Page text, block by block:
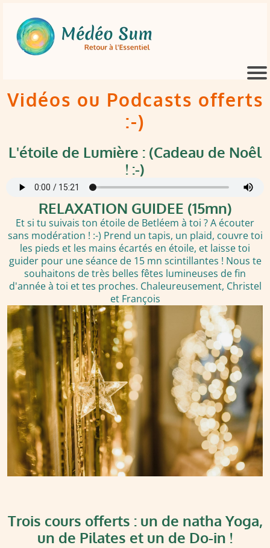
Vidéos ou Podcasts offerts
:-)
L'étoile de Lumière : (Cadeau de Noêl
! :-)
RELAXATION GUIDEE (15mn)
Et si tu suivais ton étoile de Betléem à toi ? A écouter
sans modération ! :-) Prend un tapis, un plaid, couvre toi
les pieds et les mains écartés en étoile, et laisse toi
guider pour une séance de 15 mn scintillantes ! Nous te
souhaitons de très belles fêtes lumineuses de fin
d'année à toi et tes proches. Chaleureusement, Christel
et François
Trois cours offerts : un de natha Yoga,
un de Pilates et un de Do-in !